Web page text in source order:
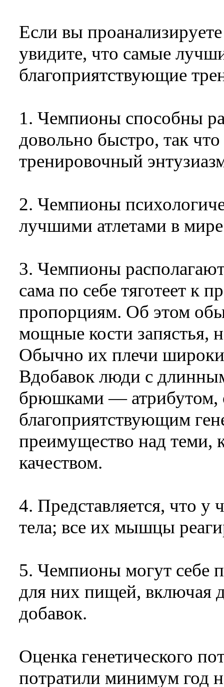
Если вы
увидите, что самые
благоприятствующие
1. Чемпионы способны
довольно быстро, так
тренировочный
2. Чемпионы
лучшими атлетами в
3. Чемпионы
сама по себе тяготеет к
пропорциям. Об этом
мощные кости запястья,
Обычно их плечи
Вдобавок люди с
брюшками — атрибутом,
благоприятствующим
преимущество над теми,
качеством.
4. Представляется, что у
тела; все их мышцы
5. Чемпионы могут себе
для них пищей, включая
добавок.
Оценка генетического
потратили минимум год